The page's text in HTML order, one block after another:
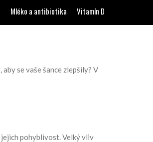
Mléko a antibiotika Vitamín D
se vaše šance zlepšily? V
pohyblivost. Velký vliv